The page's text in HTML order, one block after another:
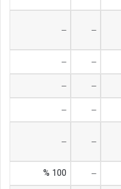
–
–
–
–
–
–
–
–
–
–
–
100 %